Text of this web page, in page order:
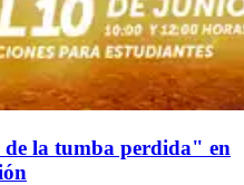
la tumba perdida" en